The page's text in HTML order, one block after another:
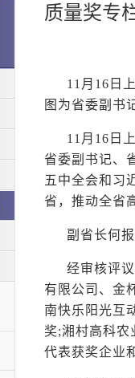
质量奖专
11月16日
图为省委副书
11月16日
省委副书记、
五中全会和习
省，推动全省
副省长何
经审核评
有限公司、金
南快乐阳光互
奖;湘村高科农
代表获奖企业